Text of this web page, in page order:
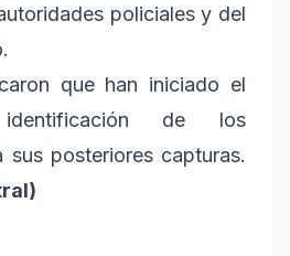
policiales y del
que han iniciado el
de los
sus posteriores capturas.